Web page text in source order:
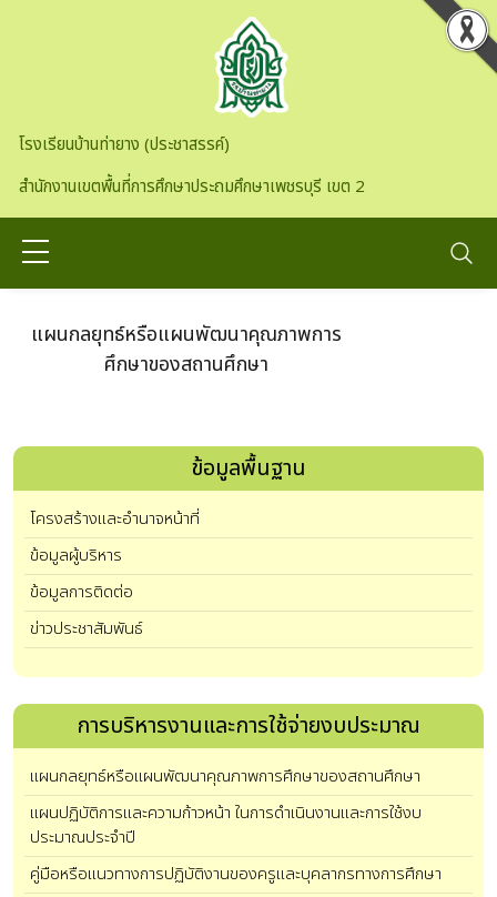
โรงเรียนบ้านท่ายาง (ประชาสรรค์)
สำนักงานเขตพื้นที่การศึกษาประถมศึกษาเพชรบุรี เขต 2
ข้อมูลพื้นฐาน
โครงสร้างและอำนาจหน้าที่
ข้อมูลผู้บริหาร
ข้อมูลการติดต่อ
ข่าวประชาสัมพันธ์
การบริหารงานและการใช้จ่ายงบประมาณ
แผนกลยุทธ์หรือแผนพัฒนาคุณภาพการศึกษาของสถานศึกษา
แผนปฏิบัติการและความก้าวหน้า ในการดำเนินงานและการใช้งบ
ประมาณประจำปี
คู่มือหรือแนวทางการปฏิบัติงานของครูและบุคลากรทางการศึกษา
แผนกลยุทธ์หรือแผนพัฒนาคุณภาพการ
ศึกษาของสถานศึกษา